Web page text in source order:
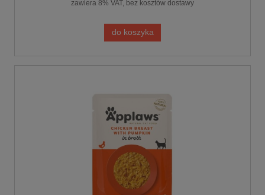
zawiera 8% VAT, bez kosztów dostawy
do koszyka